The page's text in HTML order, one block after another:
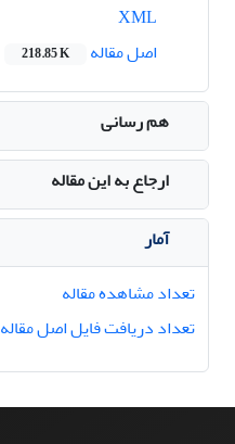
اصل مقاله
218.85 K
هم رسانی
ارجاع به این مقاله
آمار
تعداد مشاهده مقاله
تعداد دریافت فایل اصل مقاله